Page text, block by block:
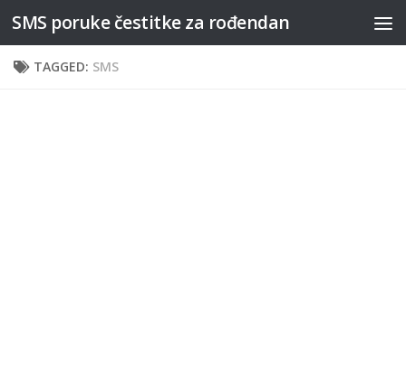
Skip to content
SMS poruke čestitke za rođendan
TAGGED: SMS